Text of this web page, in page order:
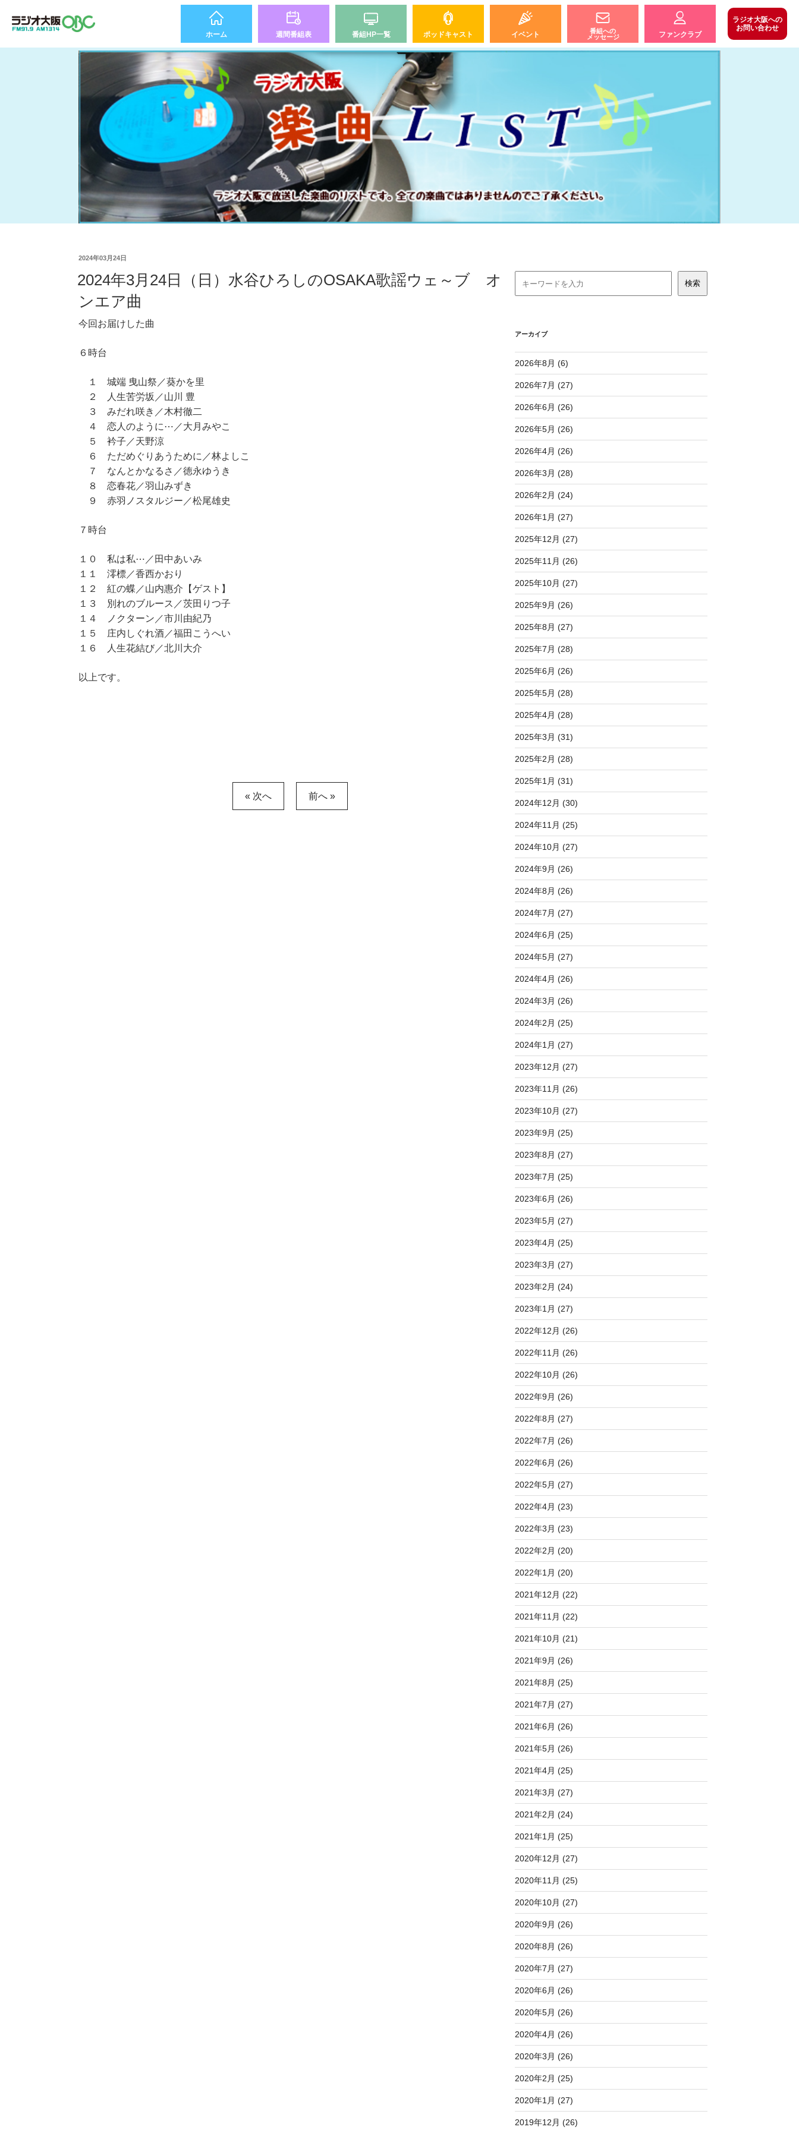
ホーム 週間番組表 番組HP一覧 ポッドキャスト イベント
番組への
メッセージ
ファンクラブ
ラジオ大阪への
お問い合わせ
2024年03月24日
2024年3月24日（日）水谷ひろしのOSAKA歌謡ウェ～ブ オ
ンエア曲
今回お届けした曲
６時台
１ 城端 曳山祭／葵かを里
２ 人生苦労坂／山川 豊
３ みだれ咲き／木村徹二
４ 恋人のように⋯／大月みやこ
５ 衿子／天野涼
６ ただめぐりあうために／林よしこ
７ なんとかなるさ／徳永ゆうき
８ 恋春花／羽山みずき
９ 赤羽ノスタルジー／松尾雄史
７時台
１０ 私は私⋯／田中あいみ
１１ 澪標／香西かおり
１２ 紅の蝶／山内惠介【ゲスト】
１３ 別れのブルース／茨田りつ子
１４ ノクターン／市川由紀乃
１５ 庄内しぐれ酒／福田こうへい
１６ 人生花結び／北川大介
以上です。
« 次へ 前へ »
アーカイブ
2026年8月 (6)
2026年7月 (27)
2026年6月 (26)
2026年5月 (26)
2026年4月 (26)
2026年3月 (28)
2026年2月 (24)
2026年1月 (27)
2025年12月 (27)
2025年11月 (26)
2025年10月 (27)
2025年9月 (26)
2025年8月 (27)
2025年7月 (28)
2025年6月 (26)
2025年5月 (28)
2025年4月 (28)
2025年3月 (31)
2025年2月 (28)
2025年1月 (31)
2024年12月 (30)
2024年11月 (25)
2024年10月 (27)
2024年9月 (26)
2024年8月 (26)
2024年7月 (27)
2024年6月 (25)
2024年5月 (27)
2024年4月 (26)
2024年3月 (26)
2024年2月 (25)
2024年1月 (27)
2023年12月 (27)
2023年11月 (26)
2023年10月 (27)
2023年9月 (25)
2023年8月 (27)
2023年7月 (25)
2023年6月 (26)
2023年5月 (27)
2023年4月 (25)
2023年3月 (27)
2023年2月 (24)
2023年1月 (27)
2022年12月 (26)
2022年11月 (26)
2022年10月 (26)
2022年9月 (26)
2022年8月 (27)
2022年7月 (26)
2022年6月 (26)
2022年5月 (27)
2022年4月 (23)
2022年3月 (23)
2022年2月 (20)
2022年1月 (20)
2021年12月 (22)
2021年11月 (22)
2021年10月 (21)
2021年9月 (26)
2021年8月 (25)
2021年7月 (27)
2021年6月 (26)
2021年5月 (26)
2021年4月 (25)
2021年3月 (27)
2021年2月 (24)
2021年1月 (25)
2020年12月 (27)
2020年11月 (25)
2020年10月 (27)
2020年9月 (26)
2020年8月 (26)
2020年7月 (27)
2020年6月 (26)
2020年5月 (26)
2020年4月 (26)
2020年3月 (26)
2020年2月 (25)
2020年1月 (27)
2019年12月 (26)